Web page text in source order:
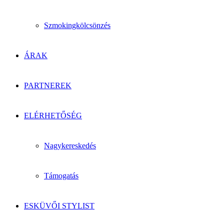
Szmokingkölcsönzés
ÁRAK
PARTNEREK
ELÉRHETŐSÉG
Nagykereskedés
Támogatás
ESKÜVŐI STYLIST